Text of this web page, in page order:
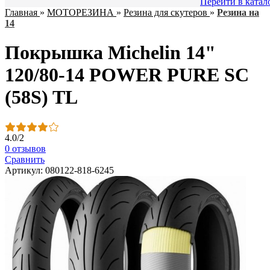
Главная » МОТОРЕЗИНА » Резина для скутеров » Резина на
14
Покрышка Michelin 14"
120/80-14 POWER PURE SC
(58S) TL
4.0/2
0 отзывов
Сравнить
Артикул: 080122-818-6245